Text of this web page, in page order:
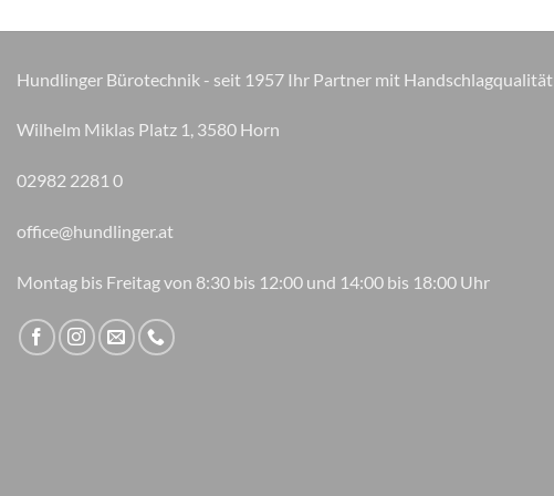
Hundlinger Bürotechnik - seit 1957 Ihr Partner mit Handschlagqualität
Wilhelm Miklas Platz 1, 3580 Horn
02982 2281 0
office@hundlinger.at
Montag bis Freitag von 8:30 bis 12:00 und 14:00 bis 18:00 Uhr